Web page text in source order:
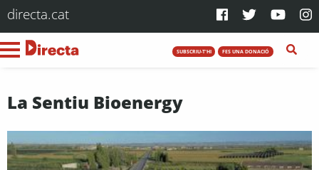
directa.cat
SUBSCRIU-T'HI FES UNA DONACIÓ
La Sentiu Bioenergy